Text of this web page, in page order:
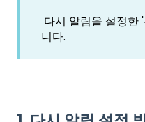
다시 알림을 설정한
니다.